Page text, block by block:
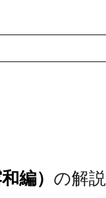
編） の解説